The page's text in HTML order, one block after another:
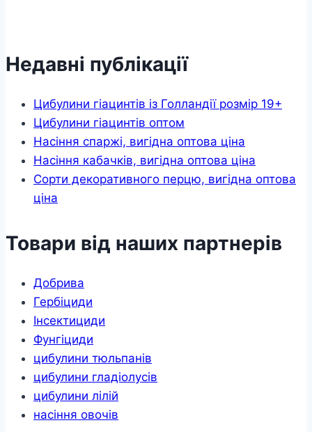
Недавні публікації
Цибулини гіацинтів із Голландії розмір 19+
Цибулини гіацинтів оптом
Насіння спаржі, вигідна оптова ціна
Насіння кабачків, вигідна оптова ціна
Сорти декоративного перцю, вигідна оптова
ціна
Товари від наших партнерів
Добрива
Гербіциди
Інсектициди
Фунгіциди
цибулини тюльпанів
цибулини гладіолусів
цибулини лілій
насіння овочів